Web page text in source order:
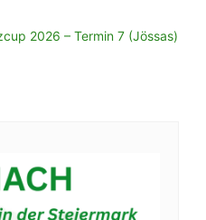
2026 – Termin 7 (Jössas)